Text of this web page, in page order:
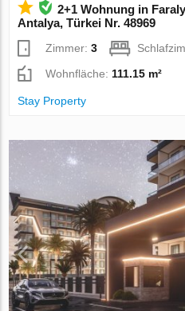
2+1 Wohnung in
Antalya, Türkei Nr. 48969
Zimmer:3
Wohnfläche: 111.15 m²
Stay Property